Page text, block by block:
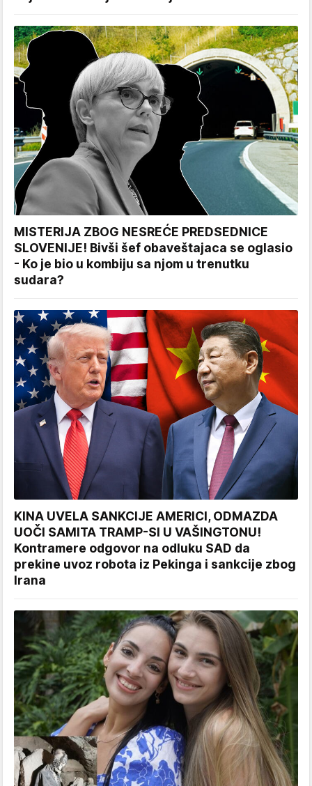
MISTERIJA ZBOG NESREĆE PREDSEDNICE
SLOVENIJE! Bivši šef obaveštajaca se oglasio
- Ko je bio u kombiju sa njom u trenutku
sudara?
KINA UVELA SANKCIJE AMERICI, ODMAZDA
UOČI SAMITA TRAMP-SI U VAŠINGTONU!
Kontramere odgovor na odluku SAD da
prekine uvoz robota iz Pekinga i sankcije zbog
Irana